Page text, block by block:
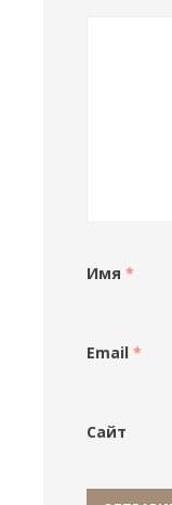
Имя *
Email *
Сайт